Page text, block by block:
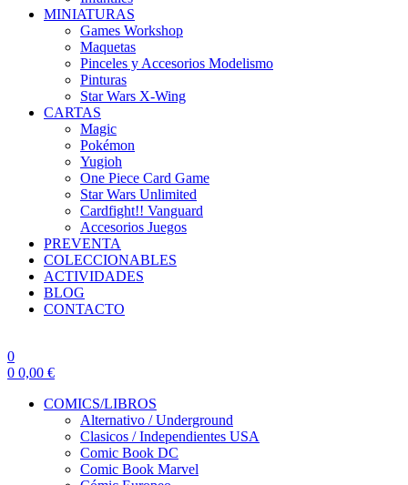
MINIATURAS
Games Workshop
Maquetas
Pinceles y Accesorios Modelismo
Pinturas
Star Wars X-Wing
CARTAS
Magic
Pokémon
Yugioh
One Piece Card Game
Star Wars Unlimited
Cardfight!! Vanguard
Accesorios Juegos
PREVENTA
COLECCIONABLES
ACTIVIDADES
BLOG
CONTACTO
0
0 0,00 €
COMICS/LIBROS
Alternativo / Underground
Clasicos / Independientes USA
Comic Book DC
Comic Book Marvel